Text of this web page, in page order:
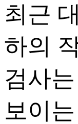
최근
하의
검사
보이